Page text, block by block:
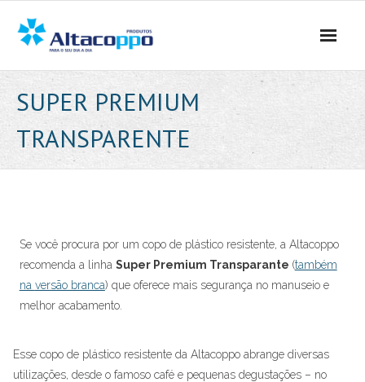
content
SUPER PREMIUM
TRANSPARENTE
Se você procura por um copo de plástico resistente, a Altacoppo
recomenda a linha Super Premium Transparante (também
na versão branca) que oferece mais segurança no manuseio e
melhor acabamento.
Esse copo de plástico resistente da Altacoppo abrange diversas
utilizações, desde o famoso café e pequenas degustações – no